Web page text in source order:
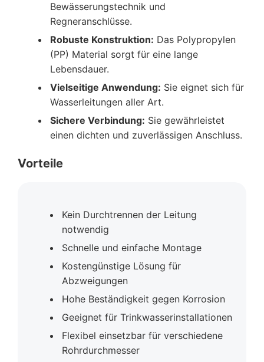
Bewässerungstechnik und
Regneranschlüsse.
Robuste Konstruktion: Das Polypropylen
(PP) Material sorgt für eine lange
Lebensdauer.
Vielseitige Anwendung: Sie eignet sich für
Wasserleitungen aller Art.
Sichere Verbindung: Sie gewährleistet
einen dichten und zuverlässigen Anschluss.
Vorteile
Kein Durchtrennen der Leitung
notwendig
Schnelle und einfache Montage
Kostengünstige Lösung für
Abzweigungen
Hohe Beständigkeit gegen Korrosion
Geeignet für Trinkwasserinstallationen
Flexibel einsetzbar für verschiedene
Rohrdurchmesser